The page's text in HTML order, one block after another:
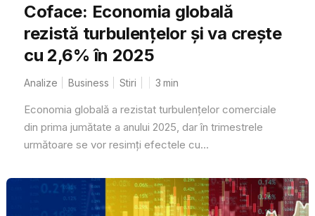
Coface: Economia globală
rezistă turbulențelor și va crește
cu 2,6% în 2025
Analize Business Stiri 3 min
Economia globală a rezistat turbulențelor comerciale
din prima jumătate a anului 2025, dar în trimestrele
următoare se vor resimți efectele cu...